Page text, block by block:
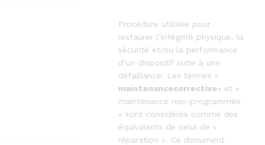
Procédure utilisée pour
restaurer l’intégrité physique, la
sécurité et/ou la performance
d’un dispositif suite à une
défaillance. Les termes «
maintenancecorrective» et «
maintenance non-programmée
» sont considérés comme des
équivalents de celui de «
réparation ». Ce document